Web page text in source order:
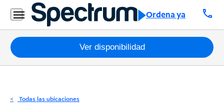
Ordena ya call
Residencial
Business
Paquetes
Internet
Ver disponibilidad
Todas las ubicaciones